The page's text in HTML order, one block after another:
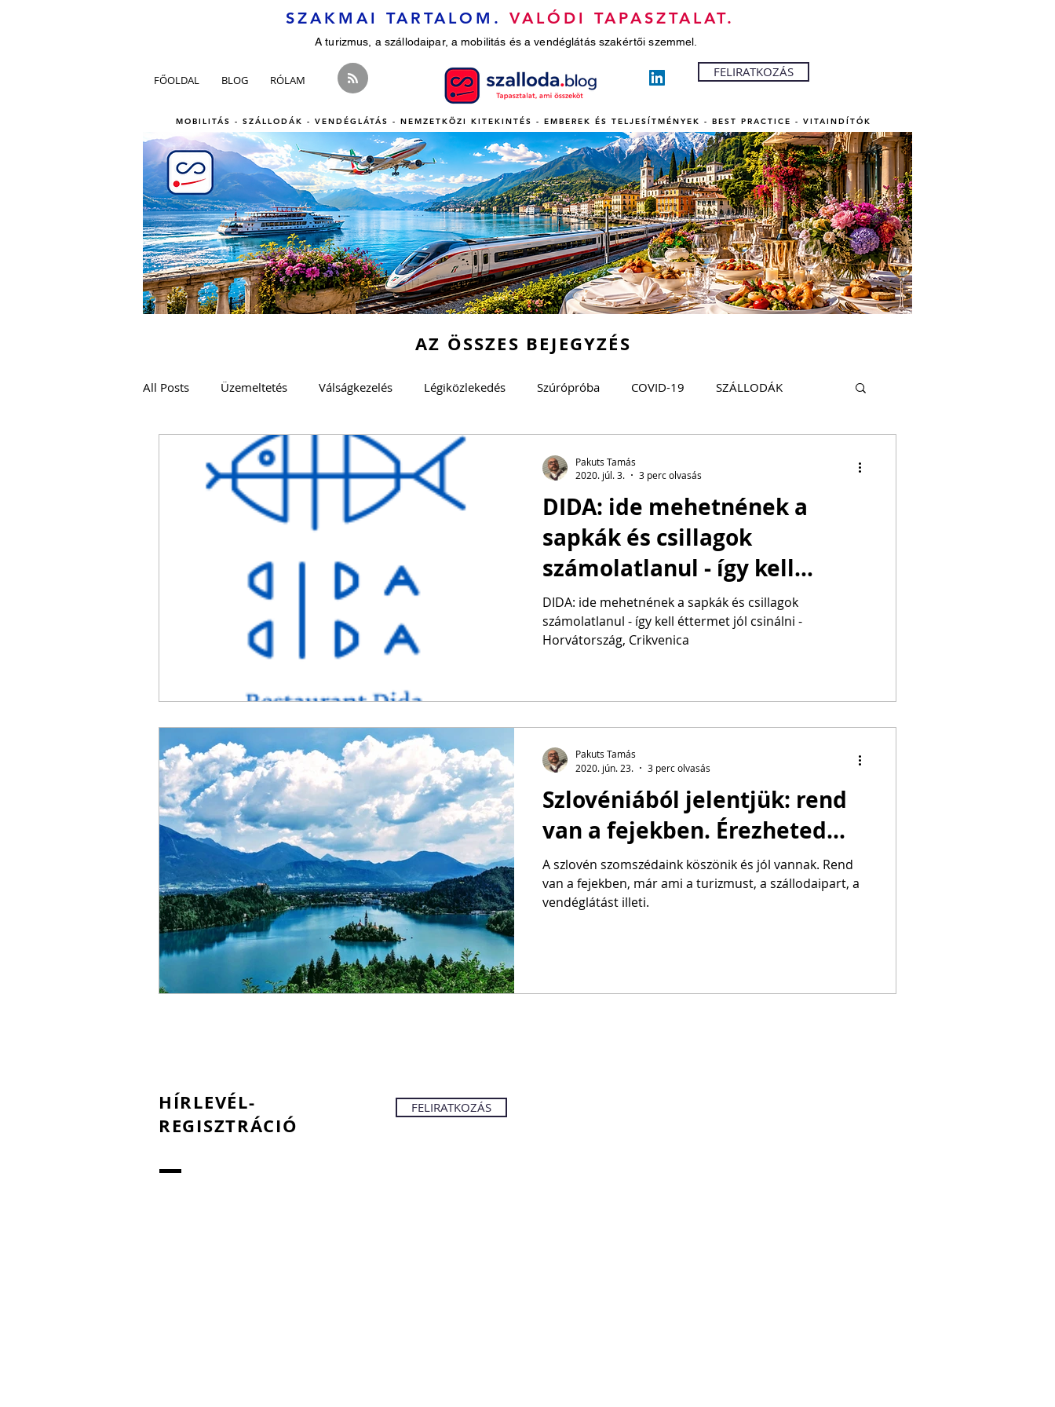
FŐOLDAL BLOG RÓLAM
FELIRATKOZÁS
SZAKMAI TARTALOM. VALÓDI TAPASZTALAT.
A turizmus, a szállodaipar, a mobilitás és a vendéglátás szakértői szemmel.
MOBILITÁS - SZÁLLODÁK - VENDÉGLÁTÁS - NEMZETKÖZI KITEKINTÉS - EMBEREK ÉS TELJESÍTMÉNYEK - BEST PRACTICE - VITAINDÍTÓK
AZ ÖSSZES BEJEGYZÉS
All Posts Üzemeltetés Válságkezelés Légiközlekedés Szúrópróba COVID-19 SZÁLLODÁK
VENDÉGLÁTÁS Podcast és Vlog TURIZMUS 360°
JÓ GYAKORLAT MYSTERY GUEST Közösségi közlekedés FENNTARTHATÓSÁG TRAVEL
CRISIS MANAGEMENT
DIDA: ide mehetnének a
sapkák és csillagok
számolatlanul - így kell
éttermet jól csinálni
DIDA: ide mehetnének a sapkák és csillagok
számolatlanul - így kell éttermet jól csinálni -
Horvátország, Crikvenica
Pakuts Tamás
2020. júl. 3.
3 perc olvasás
Szlovéniából jelentjük: rend
van a fejekben. Érezheted...
A szlovén szomszédaink köszönik és jól vannak. Rend
van a fejekben, már ami a turizmust, a szállodaipart, a
vendéglátást illeti.
Pakuts Tamás
2020. jún. 23.
3 perc olvasás
HÍRLEVÉL-
REGISZTRÁCIÓ
FELIRATKOZÁS